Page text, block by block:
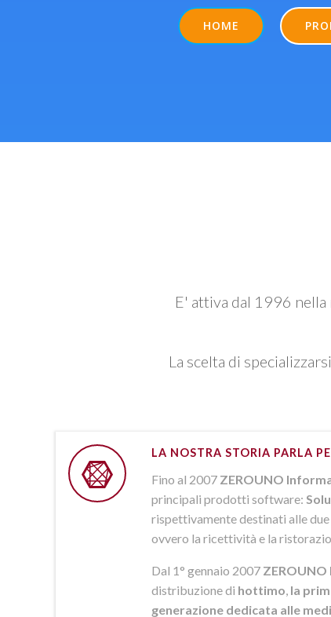
HOME
E' attiva dal 1996
La scelta di
LA NOSTRA STORIA PARLA
Fino al 2007 ZEROUNO
principali prodotti software:
rispettivamente destinati alle due
ovvero la ricettività e la
Dal 1° gennaio 2007
distribuzione di hottimo la
generazione dedicata alle